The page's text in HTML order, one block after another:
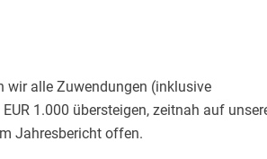
wir alle Zuwendungen (inklusive
1.000 übersteigen, zeitnah auf
Jahresbericht offen.